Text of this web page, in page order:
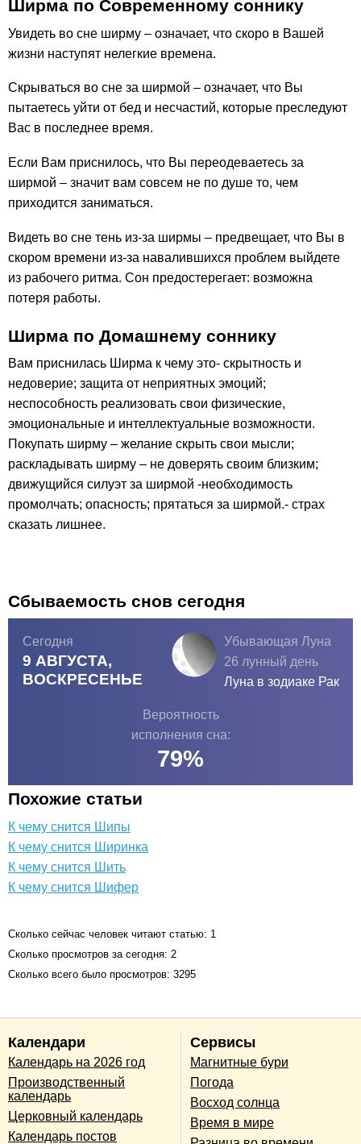
Ширма по Современному соннику
Увидеть во сне ширму – означает, что скоро в Вашей
жизни наступят нелегкие времена.
Скрываться во сне за ширмой – означает, что Вы
пытаетесь уйти от бед и несчастий, которые преследуют
Вас в последнее время.
Если Вам приснилось, что Вы переодеваетесь за
ширмой – значит вам совсем не по душе то, чем
приходится заниматься.
Видеть во сне тень из-за ширмы – предвещает, что Вы в
скором времени из-за навалившихся проблем выйдете
из рабочего ритма. Сон предостерегает: возможна
потеря работы.
Ширма по Домашнему соннику
Вам приснилась Ширма к чему это- скрытность и
недоверие; защита от неприятных эмоций;
неспособность реализовать свои физические,
эмоциональные и интеллектуальные возможности.
Покупать ширму – желание скрыть свои мысли;
раскладывать ширму – не доверять своим близким;
движущийся силуэт за ширмой -необходимость
промолчать; опасность; прятаться за ширмой.- страх
сказать лишнее.
Сбываемость снов сегодня
Сегодня
9 АВГУСТА,
ВОСКРЕСЕНЬЕ
Убывающая Луна
26 лунный день
Луна в зодиаке Рак
Вероятность
исполнения сна:
79%
Похожие статьи
К чему снится Шипы
К чему снится Ширинка
К чему снится Шить
К чему снится Шифер
Сколько сейчас человек читают статью: 1
Сколько просмотров за сегодня: 2
Сколько всего было просмотров: 3295
Календари
Календарь на 2026 год
Производственный
календарь
Церковный календарь
Календарь постов
Сервисы
Магнитные бури
Погода
Восход солнца
Время в мире